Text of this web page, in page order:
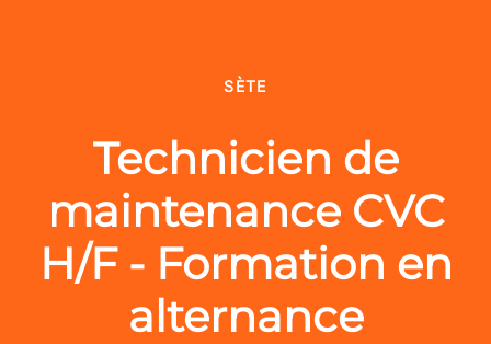
SÈTE
Technicien de
maintenance CVC
H/F - Formation en
alternance